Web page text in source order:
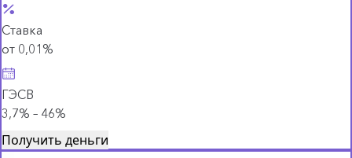
Ставка
от 0,01%
ГЭСВ
3,7% – 46%
Получить деньги